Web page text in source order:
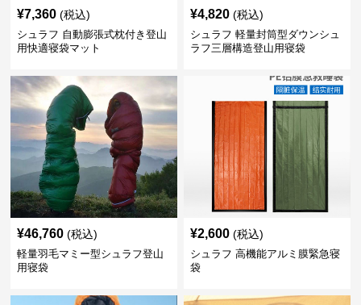
¥7,360 (税込)
シュラフ 自動膨張式枕付き登山
用快適寝袋マット
¥4,820 (税込)
シュラフ 軽量封筒型ダウンシュ
ラフ三層構造登山用寝袋
¥46,760 (税込)
軽量羽毛マミー型シュラフ登山
用寝袋
¥2,600 (税込)
シュラフ 高機能アルミ膜緊急寝
袋